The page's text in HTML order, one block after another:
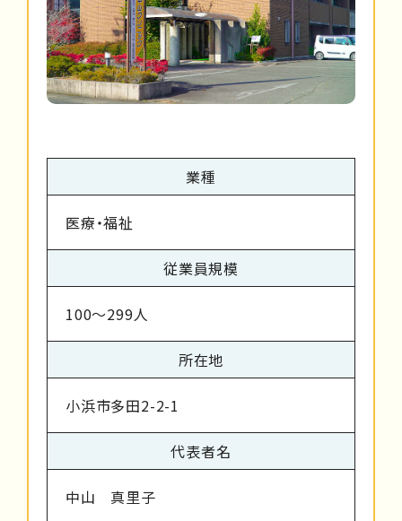
業種
医療・福祉
従業員規模
100～299人
所在地
小浜市多田2-2-1
代表者名
中山 真里子